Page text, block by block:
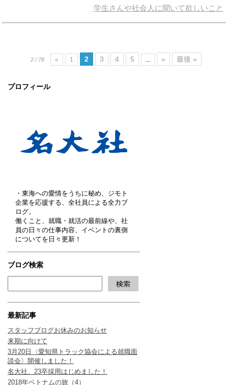
プロフィール
・東海への愛情をうちに秘め、ジモト
企業を応援する、全社員による全力ブ
ログ。
働くこと、就職・就活の最前線や、社
員の日々の仕事内容、イベントの裏側
についてを日々更新！
ブログ検索
最新記事
スタッフブログお休みのお知らせ
来期に向けて
3月20日〈愛知県トラック協会による就職面
談会〉開催しました！
名大社、23卒採用はじめました！
2018年ベトナムの旅（4）
学生さんや社会人に聞いて欲しいこと
2 / 78 « 1 2 3 4 5 ... » 最後 »